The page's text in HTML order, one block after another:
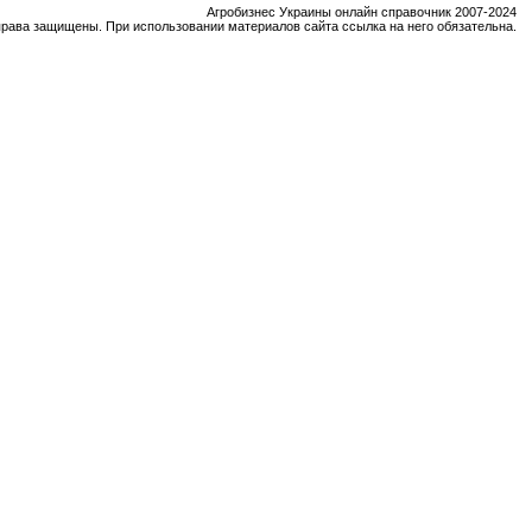
Агробизнес Украины онлайн справочник 2007-2024
защищены. При использовании материалов сайта ссылка на него обязательна.